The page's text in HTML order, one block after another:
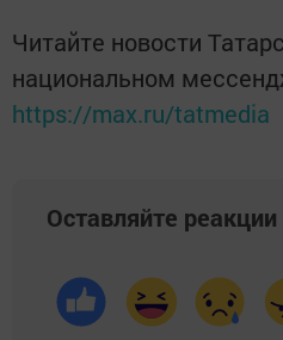
Читайте новости
национальном
https://max.ru/tatmedia
Оставляйте реакции